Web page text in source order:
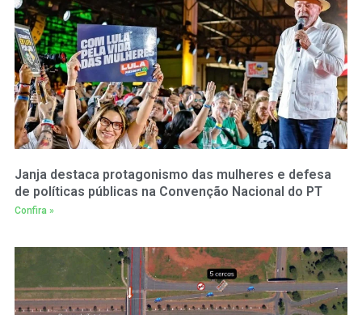
Janja destaca protagonismo das mulheres e defesa
de políticas públicas na Convenção Nacional do PT
Confira »